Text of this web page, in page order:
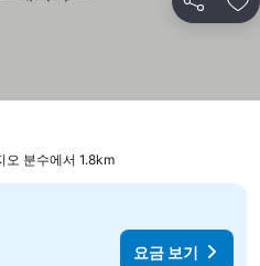
공유 즐
오 분수에서 1.8km
요금 보기